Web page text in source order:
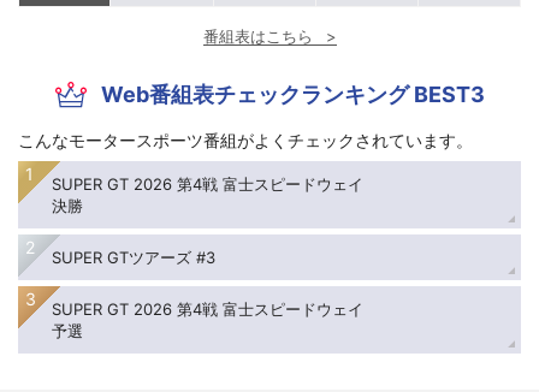
番組表はこちら
Web番組表チェックランキング BEST3
こんなモータースポーツ番組がよくチェックされています。
SUPER GT 2026 第4戦 富士スピードウェイ
決勝
SUPER GTツアーズ #3
SUPER GT 2026 第4戦 富士スピードウェイ
予選